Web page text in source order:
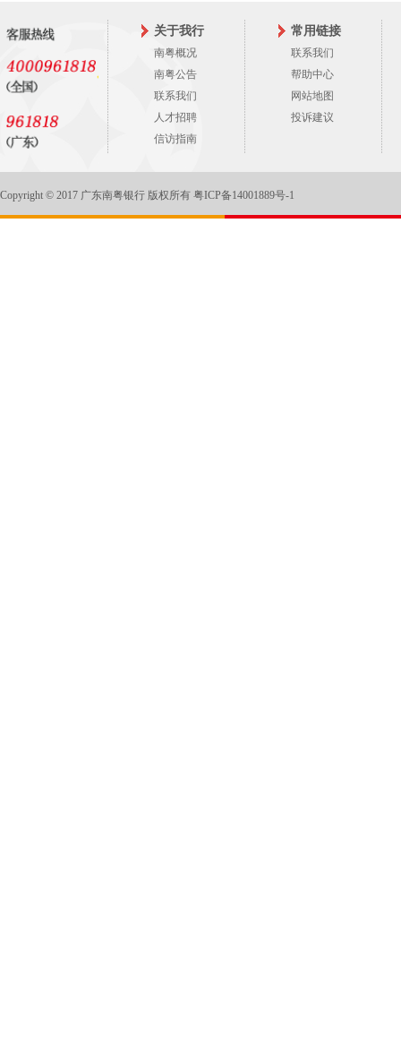
关于我行
南粤概况
南粤公告
联系我们
人才招聘
信访指南
常用链接
联系我们
帮助中心
网站地图
投诉建议
Copyright © 2017 广东南粤银行 版权所有 粤ICP备14001889号-1